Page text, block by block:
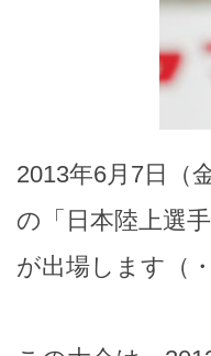
2013年6月7日（
の「日本陸上選
が出場します（・